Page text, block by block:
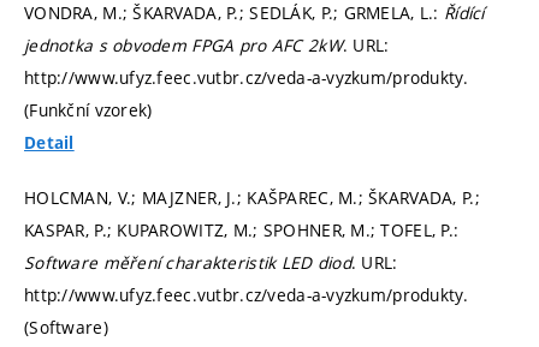
VONDRA, M.; ŠKARVADA, P.; SEDLÁK, P.; GRMELA, L.: Řídící
jednotka s obvodem FPGA pro AFC 2kW. URL:
http://www.ufyz.feec.vutbr.cz/veda-a-vyzkum/produkty.
(Funkční vzorek)
Detail
HOLCMAN, V.; MAJZNER, J.; KAŠPAREC, M.; ŠKARVADA, P.;
KASPAR, P.; KUPAROWITZ, M.; SPOHNER, M.; TOFEL, P.:
Software měření charakteristik LED diod. URL:
http://www.ufyz.feec.vutbr.cz/veda-a-vyzkum/produkty.
(Software)